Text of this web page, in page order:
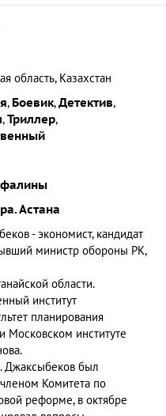
область, Казахстан
, Боевик,Детектив,
,Триллер,
Астана
- экономист, кандидат
министр обороны РК,
области.
институт
планирования
Московском институте
Джаксыбеков был
Комитета по
реформе, в октябре